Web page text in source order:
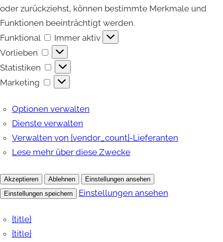
oder zurückziehst, können bestimmte Merkmale und
Funktionen beeinträchtigt werden.
Funktional
Funktional
Immer aktiv
Vorlieben
Vorlieben
Statistiken
Statistiken
Marketing
Marketing
Optionen verwalten
Dienste verwalten
Verwalten von {vendor_count}-Lieferanten
Lese mehr über diese Zwecke
Akzeptieren Ablehnen
Einstellungen ansehen
Einstellungen speichern
Einstellungen ansehen
{title}
{title}